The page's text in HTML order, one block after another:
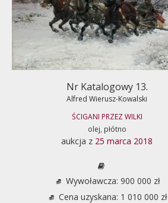
Nr Katalogowy 13.
Alfred Wierusz-Kowalski
ŚCIGANI PRZEZ WILKI
olej, płótno
aukcja z 25 marca 2018
Wywoławcza: 900 000 zł
Cena uzyskana: 1 010 000 zł